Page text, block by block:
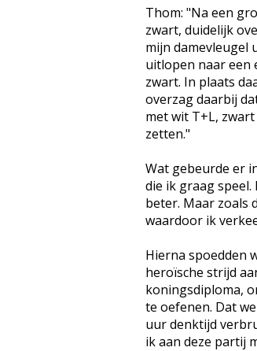
Thom: "Na een
zwart, duidelijk
mijn damevleugel
uitlopen naar een
zwart. In plaats
overzag daarbij
met wit T+L,
zetten."
Wat gebeurde er
die ik graag
beter. Maar zoals
waardoor ik
Hierna spoedden
heroïsche strijd
koningsdiploma,
te oefenen. Dat
uur denktijd
ik aan deze partij